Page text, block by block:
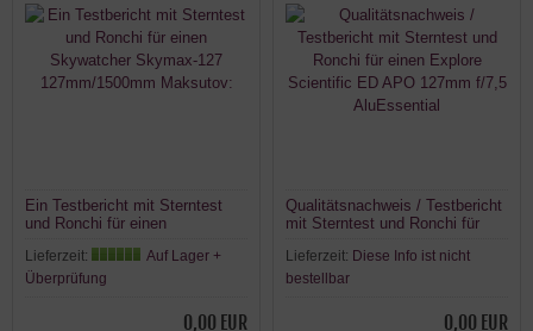
Ein Testbericht mit Sterntest
und Ronchi für einen
127mm/1500mm Maksutov:
Lieferzeit:
Auf Lager +
Überprüfung
0,00 EUR
Qualitätsnachweis / Testbericht
mit Sterntest und Ronchi für
APO 127mm f/7,5 AluEssential
Lieferzeit: Diese Info ist nicht
bestellbar
0,00 EUR